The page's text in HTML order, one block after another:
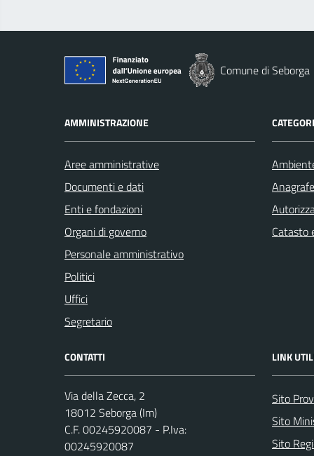
Comune di Seborga
AMMINISTRAZIONE
Aree amministrative
Documenti e dati
Enti e fondazioni
Organi di governo
Personale amministrativo
Politici
Uffici
Segretario
Catasto
CONTATTI
Via della Zecca, 2
18012 Seborga (Im)
C.F. 00245920087 - P.Iva:
00245920087
LINK
Sito
Sito
Sito